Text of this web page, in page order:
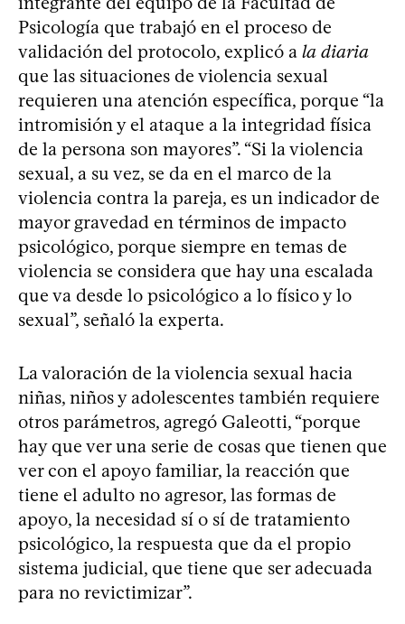
Psicología que trabajó en el proceso de
validación del protocolo, explicó a la diaria
que las situaciones de violencia sexual
requieren una atención específica, porque “la
intromisión y el ataque a la integridad física
de la persona son mayores”. “Si la violencia
sexual, a su vez, se da en el marco de la
violencia contra la pareja, es un indicador de
mayor gravedad en términos de impacto
psicológico, porque siempre en temas de
violencia se considera que hay una escalada
que va desde lo psicológico a lo físico y lo
sexual”, señaló la experta.
La valoración de la violencia sexual hacia
niñas, niños y adolescentes también requiere
otros parámetros, agregó Galeotti, “porque
hay que ver una serie de cosas que tienen que
ver con el apoyo familiar, la reacción que
tiene el adulto no agresor, las formas de
apoyo, la necesidad sí o sí de tratamiento
psicológico, la respuesta que da el propio
sistema judicial, que tiene que ser adecuada
para no revictimizar”.